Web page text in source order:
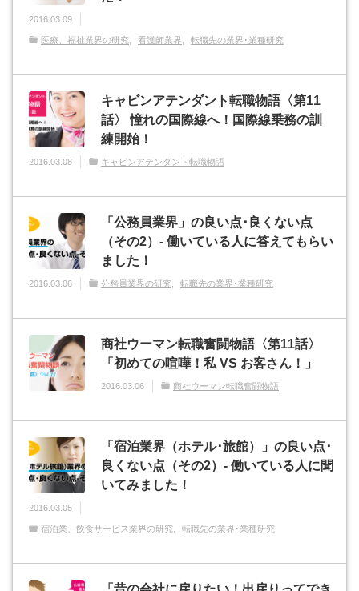
2016.03.09
医療、福祉業界の研究 看護師業界 転職先の業界･業種研究
キャビンアテンダント転職物語〈第11
話〉 憧れの国際線へ！国際線乗務の訓
練開始！
2016.03.08 キャビンアテンダント転職物語
「公務員業界」の良い点･良くない点
（その2）- 働いている人に答えてもらい
ました！
2016.03.06 公務員業界の研究 転職先の業界･業種研究
商社ウーマン転職奮闘物語〈第11話〉
「初めての喧嘩！私 VS お客さん！」
2016.03.06 商社ウーマン転職奮闘物語
「宿泊業界（ホテル･旅館）」の良い点･
良くない点（その2）- 働いている人に聞
いてみました！
2016.03.05
宿泊業、飲食サービス業界の研究 転職先の業界･業種研究